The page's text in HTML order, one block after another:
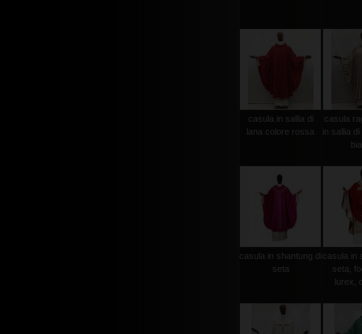
casula in sallia di
lana colore rossa
casula
in sallia
casula in shantung di
seta
casula in
seta,
lurex,